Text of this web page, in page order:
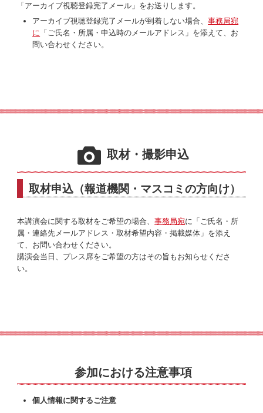
「アーカイブ視聴登録完了メール」をお送りします。
アーカイブ視聴登録完了メールが到着しない場合、事務局宛
に 「ご氏名・所属・申込時のメールアドレス」を添えて、お
問い合わせください。
取材・撮影申込
取材申込（報道機関・マスコミの方向け）
本講演会に関する取材をご希望の場合、事務局宛に「ご氏名・所
属・連絡先メールアドレス・取材希望内容・掲載媒体」を添え
て、お問い合わせください。
講演会当日、プレス席をご希望の方はその旨もお知らせくださ
い。
参加における注意事項
個人情報に関するご注意